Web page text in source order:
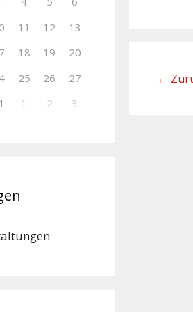
←
11 12
13
18 19
20
25 26
27
1 2 3